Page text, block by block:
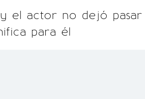
el actor no dejó pasar
para él